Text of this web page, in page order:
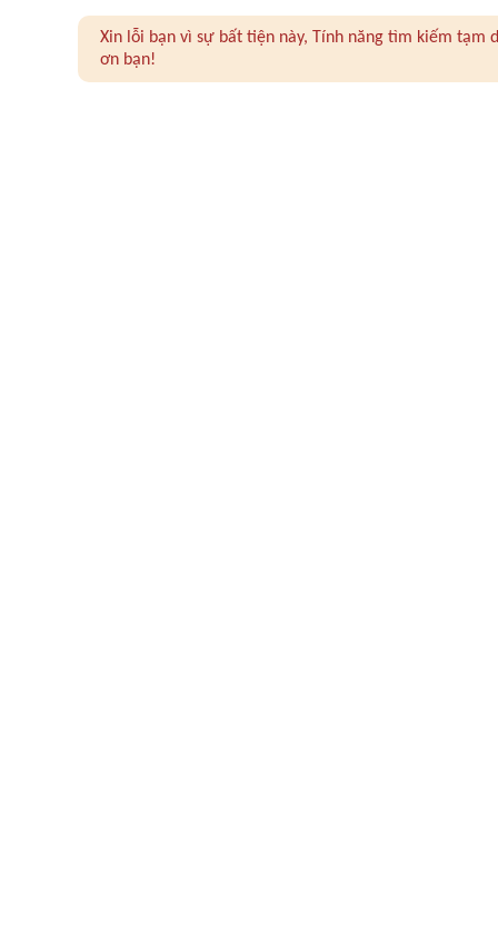
Xin lỗi bạn vì sự bất tiện này, Tính năng tìm kiếm
ơn bạn!